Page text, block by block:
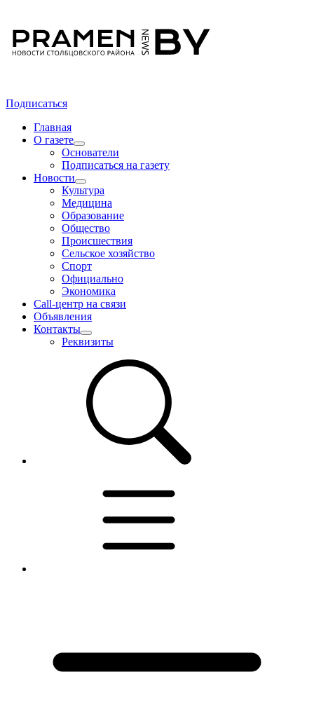
Подписаться
Главная
О газете
Основатели
Подписаться на газету
Новости
Культура
Медицина
Образование
Общество
Происшествия
Сельское хозяйство
Спорт
Официально
Экономика
Call-центр на связи
Объявления
Контакты
Реквизиты